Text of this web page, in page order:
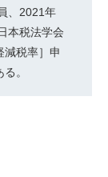
、2021年
本税法学会
減税率］申
。